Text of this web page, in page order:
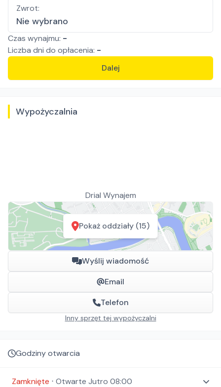
Zwrot:
Nie wybrano
Czas wynajmu: -
Liczba dni do opłacenia: -
Dalej
Wypożyczalnia
Drial Wynajem
Pokaż oddziały (15)
Wyślij wiadomość
Email
Telefon
Inny sprzęt tej wypożyczalni
Godziny otwarcia
Zamknięte ⋅ Otwarte Jutro 08:00